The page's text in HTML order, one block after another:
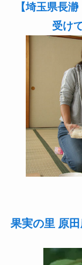
【埼玉県長
受け
果実の里 原田